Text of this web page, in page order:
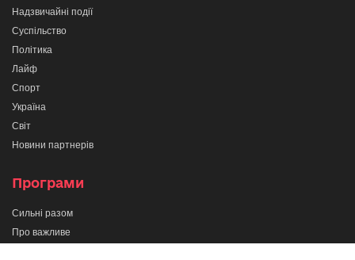
Надзвичайні події
Суспільство
Політика
Лайф
Спорт
Україна
Світ
Новини партнерів
Програми
Сильні разом
Про важливе